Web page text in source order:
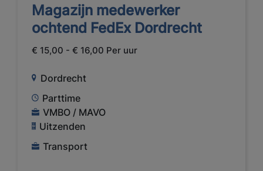
Magazijn medewerker
ochtend FedEx Dordrecht
€ 15,00 - € 16,00 Per uur
Dordrecht
Parttime
VMBO / MAVO
Uitzenden
Transport